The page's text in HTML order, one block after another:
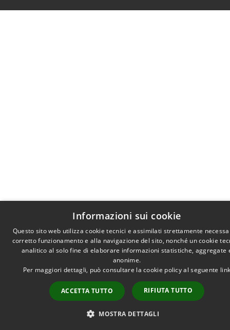
Informazioni sui cookie
Questo sito web utilizza cookie tecnici e assimilati strettamente
corretto funzionamento e alla navigazione del sito, nonché un cookie
analitico al solo fine di elaborare informazioni statistiche, aggregate
anonime.
Per maggiori dettagli, può consultare la cookie policy al seguente
ACCETTA TUTTO RIFIUTA TUTTO
MOSTRA DETTAGLI